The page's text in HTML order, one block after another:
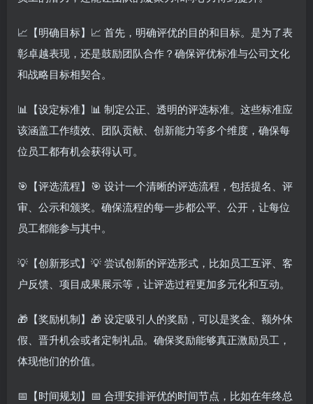
📈【明确目标】📈 首先，明确评优的目的和目标。是为了表
彰卓越表现，还是鼓励团队合作？确保评优标准与公司文化
和战略目标相契合。
📊【设定标准】📊 制定公正、透明的评选标准。这些标准应
该涵盖工作绩效、团队贡献、创新能力等多个维度，确保每
位员工都有机会获得认可。
🎯【评选流程】🎯 设计一个清晰的评选流程，包括提名、评
审、公示和颁奖。确保流程的每一步都公平、公开，让每位
员工都能参与其中。
💡【创新形式】💡 尝试创新的评选形式，比如员工互评、客
户反馈、项目成果展示等，让评选过程更加多元化和互动。
🎁【奖励机制】🎁 设定吸引人的奖励，可以是奖金、额外休
假、晋升机会或者定制礼品。确保奖励能够真正激励员工，
体现他们的价值。
📅【时间规划】📅 合理安排评优的时间节点，比如在年终总